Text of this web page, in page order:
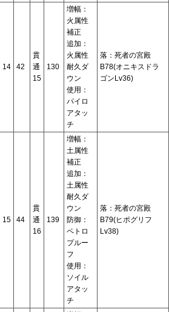
14 42
貫
通
15
130
増幅：
火属性
補正
追加：
火属性
耐久ダ
ウン
使用：
パイロ
アタッ
チ
落：死者の宮殿
B78(オニキスドラ
ゴンLv36)
15 44
貫
通
16
139
増幅：
土属性
補正
追加：
土属性
耐久ダ
ウン
防御：
ペトロ
プルー
フ
使用：
ソイル
アタッ
チ
落：死者の宮殿
B79(ヒポグリフ
Lv38)